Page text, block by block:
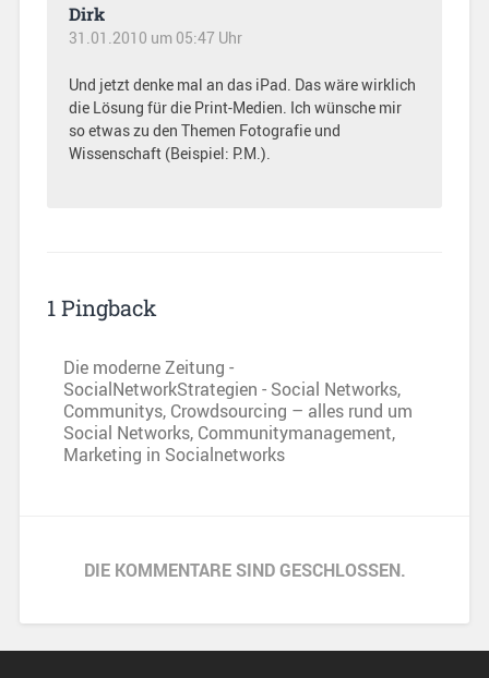
Dirk
31.01.2010 um 05:47 Uhr
Und jetzt denke mal an das iPad. Das wäre wirklich
die Lösung für die Print-Medien. Ich wünsche mir
so etwas zu den Themen Fotografie und
Wissenschaft (Beispiel: P.M.).
1 Pingback
Die moderne Zeitung -
SocialNetworkStrategien - Social Networks,
Communitys, Crowdsourcing – alles rund um
Social Networks, Communitymanagement,
Marketing in Socialnetworks
DIE KOMMENTARE SIND GESCHLOSSEN.